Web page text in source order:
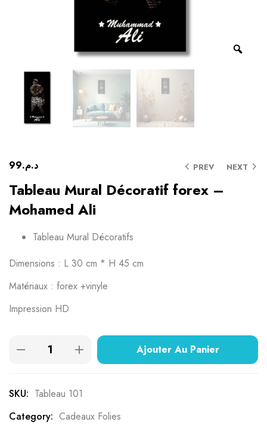
PREV NEXT د.م.99
Tableau Mural Décoratif forex –
Mohamed Ali
Tableau Mural Décoratifs
Dimensions : L 30 cm * H 45 cm
Matériaux : forex +vinyle
Impression HD
Ajouter Au Panier
SKU: Tableau 101
Category: Cadeaux Folies